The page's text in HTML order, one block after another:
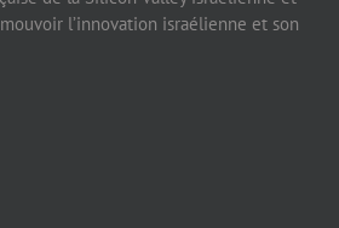
l’innovation israélienne et son